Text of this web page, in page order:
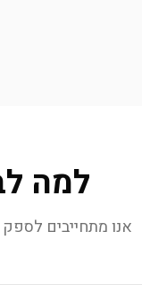
למה
אנו מתחייבים לספק